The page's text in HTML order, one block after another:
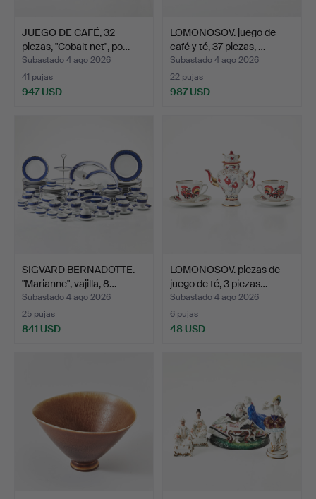
JUEGO DE CAFÉ, 32
piezas, "Cobalt net", po…
Subastado 4 ago 2026
41 pujas
947 USD
LOMONOSOV. juego de
café y té, 37 piezas, …
Subastado 4 ago 2026
22 pujas
987 USD
SIGVARD BERNADOTTE.
"Marianne", vajilla, 8…
Subastado 4 ago 2026
25 pujas
841 USD
LOMONOSOV. piezas de
juego de té, 3 piezas…
Subastado 4 ago 2026
6 pujas
48 USD